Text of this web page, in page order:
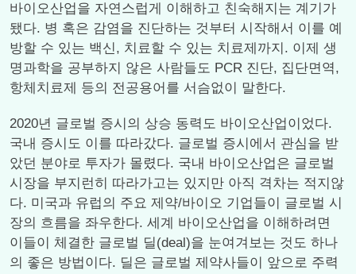
바이오산업을 자연스럽게 이해하고 친숙해지는 계기가
됐다. 병 혹은 감염을 진단하는 것부터 시작해서 이를 예
방할 수 있는 백신, 치료할 수 있는 치료제까지. 이제 생
명과학을 공부하지 않은 사람들도 PCR 진단, 집단면역,
항체치료제 등의 전공용어를 서슴없이 말한다.
2020년 글로벌 증시의 상승 동력도 바이오산업이었다.
국내 증시도 이를 따라갔다. 글로벌 증시에서 관심을 받
았던 분야로 투자가 몰렸다. 국내 바이오산업은 글로벌
시장을 부지런히 따라가고는 있지만 아직 격차는 적지않
다. 미국과 유럽의 주요 제약/바이오 기업들이 글로벌 시
장의 흐름을 좌우한다. 세계 바이오산업을 이해하려면
이들이 체결한 글로벌 딜(deal)을 눈여겨보는 것도 하나
의 좋은 방법이다. 딜은 글로벌 제약사들이 앞으로 주력